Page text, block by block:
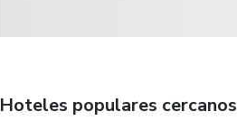
Hoteles populares cercanos